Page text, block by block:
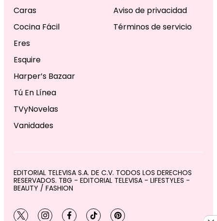
Caras
Cocina Fácil
Eres
Esquire
Harper’s Bazaar
Tú En Línea
TVyNovelas
Vanidades
Aviso de privacidad
Términos de servicio
EDITORIAL TELEVISA S.A. DE C.V. TODOS LOS DERECHOS
RESERVADOS. TBG - EDITORIAL TELEVISA - LIFESTYLES -
BEAUTY / FASHION